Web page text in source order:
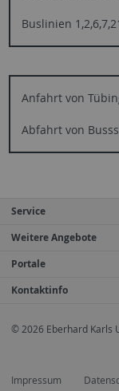
Buslinien
Anfahrt von
Abfahrt von
Service
Weitere Angebote
Portale
Kontaktinfo
© 2026 Eberhard Karls
Impressum